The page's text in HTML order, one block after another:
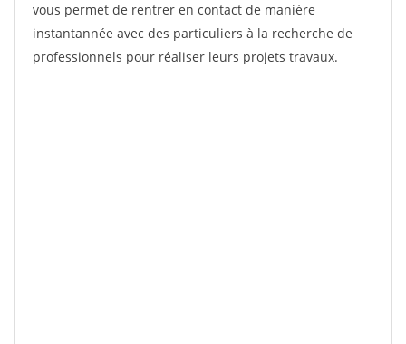
vous permet de rentrer en contact de manière
instantannée avec des particuliers à la recherche de
professionnels pour réaliser leurs projets travaux.